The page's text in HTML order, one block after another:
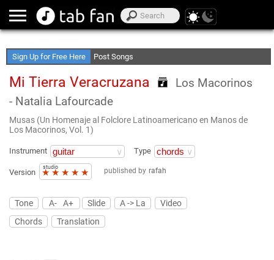
Sign Up for Free Here Post Songs
Mi Tierra Veracruzana
Los Macorinos
- Natalia Lafourcade
Musas (Un Homenaje al Folclore Latinoamericano en Manos de
Los Macorinos, Vol. 1)
Instrument Type
Version
studio
★★ ★ ★ ★ published by rafah
Tone A- A+ Slide A -> La
Video
Chords
Translation